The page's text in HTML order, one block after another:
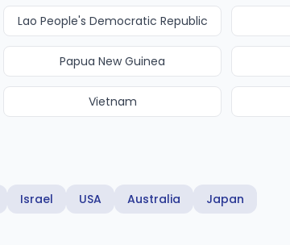
Lao People's Democratic Republic
Papua New Guinea
Vietnam
Israel USA Australia Japan